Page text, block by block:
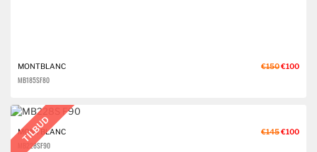
€150€100
MONTBLANC
MB185S F80
TILBUD €145€100
MONTBLANC
MB228S F90